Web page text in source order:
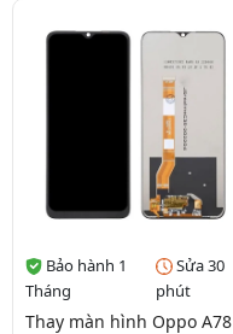
Bảo hành 1
Tháng
Sửa 30
phút
Thay màn hình Oppo A78